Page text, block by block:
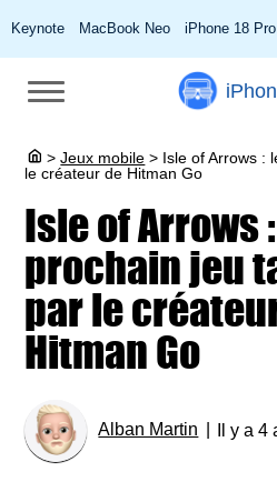
Keynote MacBook Neo iPhone 18 Pro
> Jeux mobile > Isle of Arrows :
le créateur de Hitman Go
Isle of Arrows
prochain jeu
par le
Hitman Go
Alban Martin Il y a